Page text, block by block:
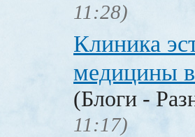
11:28)
Клиника
медицины
(Блоги -
11:17)